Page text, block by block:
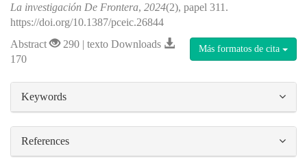
La investigación De Frontera, 2024(2), papel 311.
https://doi.org/10.1387/pceic.26844
Más formatos de cita
Abstract
290 | texto Downloads
170
Keywords
References